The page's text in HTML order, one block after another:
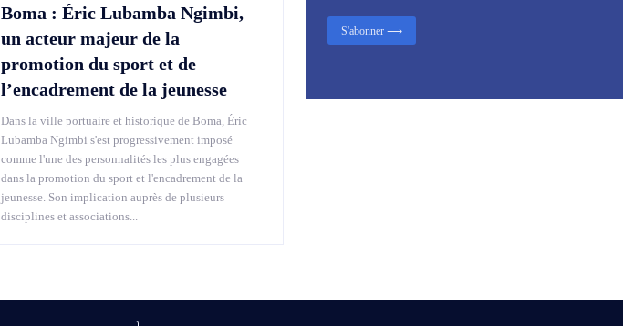
Boma : Éric Lubamba Ngimbi,
un acteur majeur de la
promotion du sport et de
l’encadrement de la jeunesse
Dans la ville portuaire et historique de Boma, Éric
Lubamba Ngimbi s'est progressivement imposé
comme l'une des personnalités les plus engagées
dans la promotion du sport et l'encadrement de la
jeunesse. Son implication auprès de plusieurs
disciplines et associations...
S'abonner ⟶